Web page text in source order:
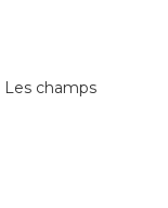
Les champs